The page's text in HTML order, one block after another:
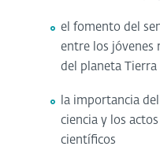
el fomento del
entre los jóvenes
del planeta Tierra
la importancia
ciencia y los
científicos